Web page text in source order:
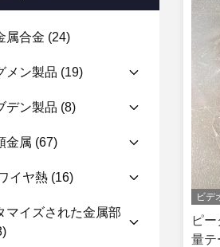
属合金 (24)
メン製品 (19)
デン製品 (8)
金属 (67)
イヤ熱 (16)
マイズされた金属部
ビデ
ピ
量テ